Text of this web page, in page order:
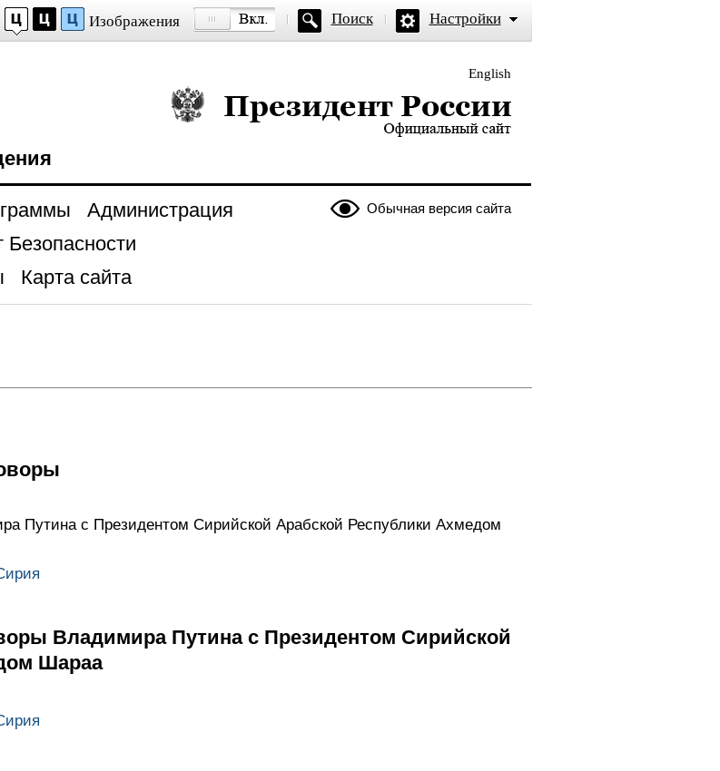
Изображения Поиск Настройки
English
Президент России — официальный сайт
Обычная версия сайта
Администрация
Безопасности
Карта сайта
Путина с Президентом Сирийской Арабской Республики Ахмедом
Владимира Путина с Президентом Сирийской
Шараа